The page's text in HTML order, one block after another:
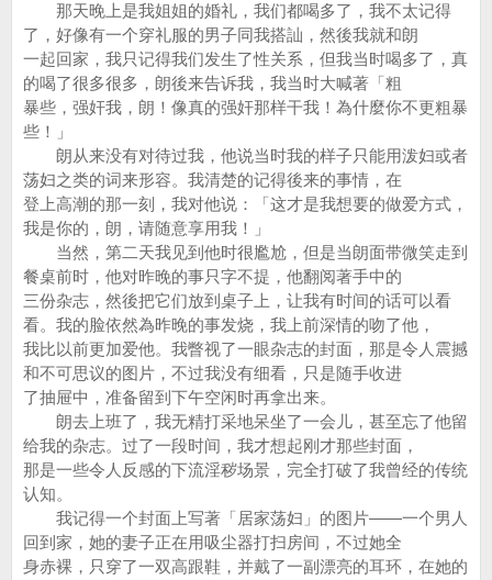
那天晚上是我姐姐的婚礼，我们都喝多了，我不太记得
了，好像有一个穿礼服的男子同我搭訕，然後我就和朗
一起回家，我只记得我们发生了性关系，但我当时喝多了，真
的喝了很多很多，朗後来告诉我，我当时大喊著「粗
暴些，强奸我，朗！像真的强奸那样干我！為什麼你不更粗暴
些！」
朗从来没有对待过我，他说当时我的样子只能用泼妇或者
荡妇之类的词来形容。我清楚的记得後来的事情，在
登上高潮的那一刻，我对他说：「这才是我想要的做爱方式，
我是你的，朗，请随意享用我！」
当然，第二天我见到他时很尷尬，但是当朗面带微笑走到
餐桌前时，他对昨晚的事只字不提，他翻阅著手中的
三份杂志，然後把它们放到桌子上，让我有时间的话可以看
看。我的脸依然為昨晚的事发烧，我上前深情的吻了他，
我比以前更加爱他。我瞥视了一眼杂志的封面，那是令人震撼
和不可思议的图片，不过我没有细看，只是随手收进
了抽屉中，准备留到下午空闲时再拿出来。
朗去上班了，我无精打采地呆坐了一会儿，甚至忘了他留
给我的杂志。过了一段时间，我才想起刚才那些封面，
那是一些令人反感的下流淫秽场景，完全打破了我曾经的传统
认知。
我记得一个封面上写著「居家荡妇」的图片——一个男人
回到家，她的妻子正在用吸尘器打扫房间，不过她全
身赤裸，只穿了一双高跟鞋，并戴了一副漂亮的耳环，在她的